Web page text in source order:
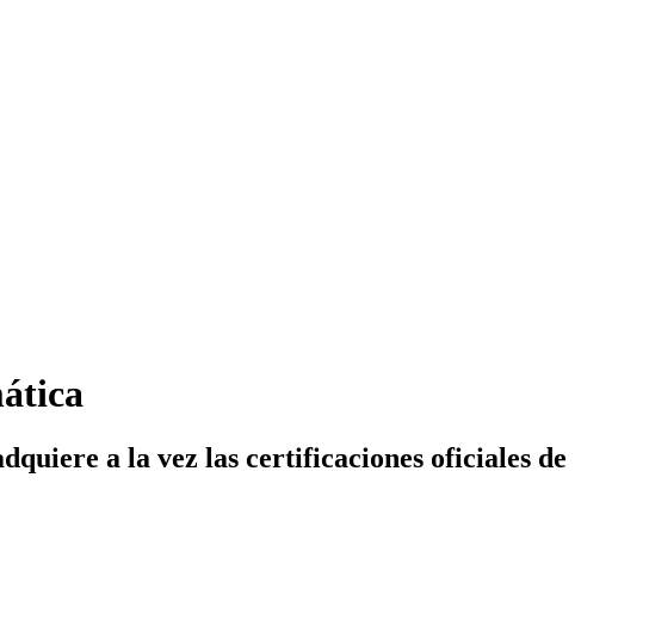
a la vez las certificaciones oficiales de